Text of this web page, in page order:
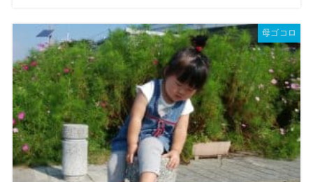
母ゴコロ